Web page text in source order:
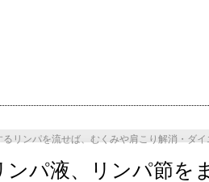
リンパを流せば、むくみや肩こり解消・ダ
ンパ液、リンパ節を